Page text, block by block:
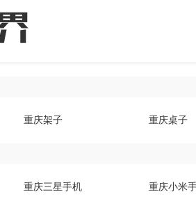
重庆架子 重庆桌子
重庆三星手机 重庆小米